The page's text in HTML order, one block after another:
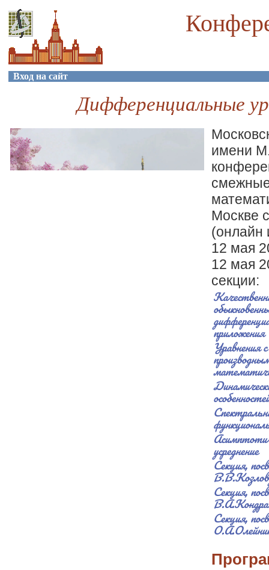
Вход на сайт
Дифференциальные
имени
Москве
(онлайн
12 мая
12 мая
секции:
приложения
Уравнения
усреднение
Секция,
Секция,
Секция,